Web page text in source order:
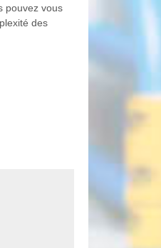
pouvez vous
des